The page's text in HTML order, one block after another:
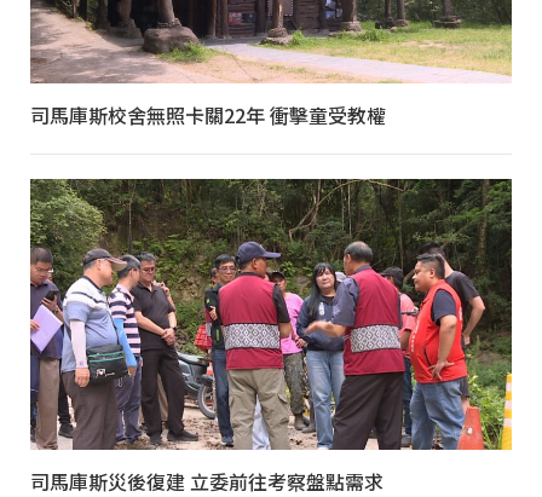
司馬庫斯校舍無照卡關22年 衝擊童受教權
司馬庫斯災後復建 立委前往考察盤點需求